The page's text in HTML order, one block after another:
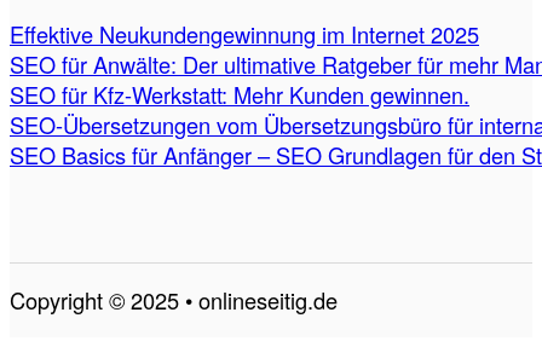
Effektive Neukundengewinnung im Internet 2025
SEO für Anwälte: Der ultimative Ratgeber für mehr
SEO für Kfz-Werkstatt: Mehr Kunden gewinnen.
SEO-Übersetzungen vom Übersetzungsbüro für
SEO Basics für Anfänger – SEO Grundlagen für den
Copyright © 2025 • onlineseitig.de